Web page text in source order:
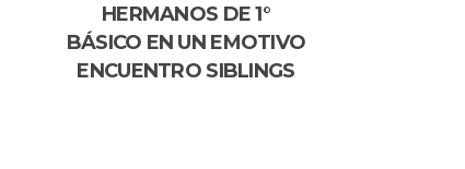
HERMANOS DE 1°
BÁSICO EN UN EMOTIVO
ENCUENTRO SIBLINGS